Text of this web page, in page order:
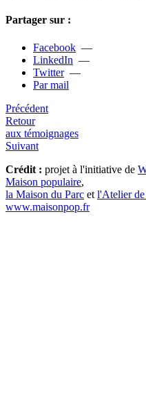
Partager sur :
Facebook —
LinkedIn —
Twitter—
Par mail
Précédent
Retour
aux témoignages
Suivant
Crédit : projet à l'initiative de
Maison populaire,
la Maison du Parc et l'Atelier de
www.maisonpop.fr